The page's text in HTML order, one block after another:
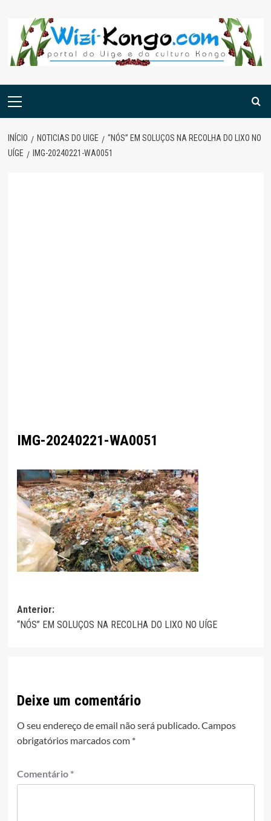
content
Menu
INÍCIO NOTICIAS DO UIGE
“NÓS” EM SOLUÇOS NA RECOLHA DO LIXO NO
UÍGE
IMG-20240221-WA0051
IMG-20240221-WA0051
Navegação
de
Anterior:
“NÓS” EM SOLUÇOS NA RECOLHA DO LIXO NO UÍGE
Deixe um comentário
O seu endereço de email não será publicado.Campos
obrigatórios marcados com *
Comentário *